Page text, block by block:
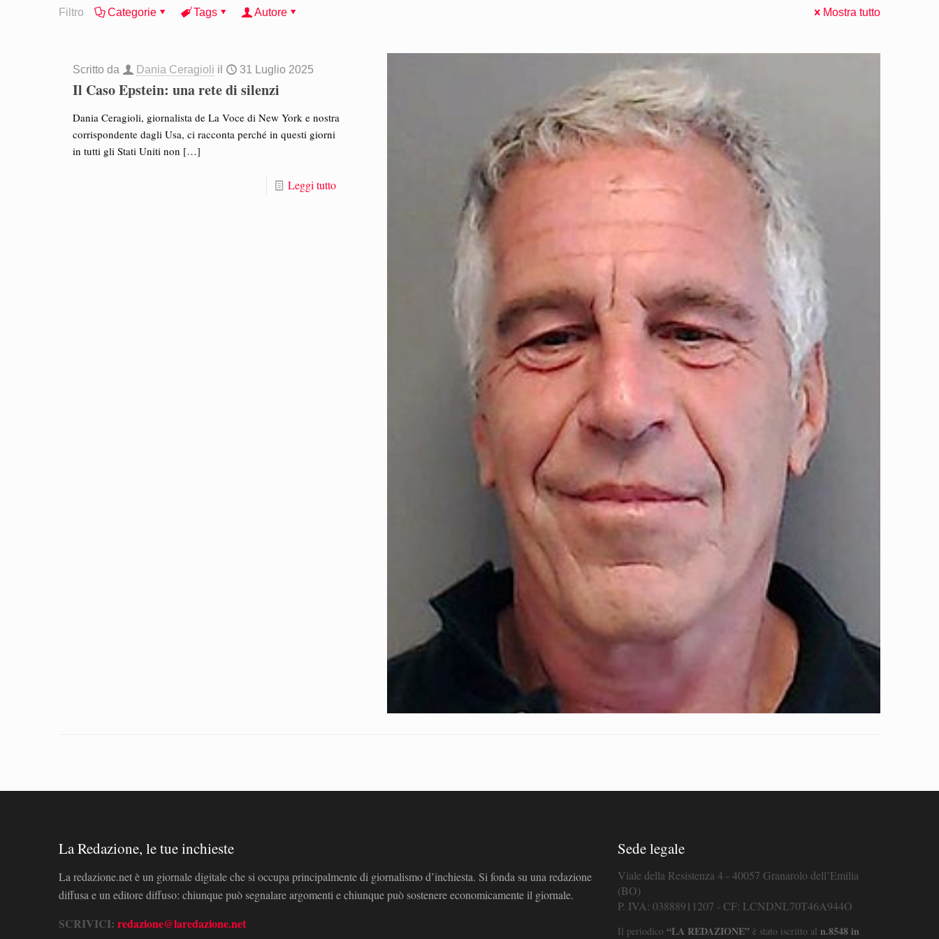
Filtro Categorie Tags Autore Mostra tutto
Scritto da Dania Ceragioli il 31 Luglio 2025
Il Caso Epstein: una rete di silenzi
Dania Ceragioli, giornalista de La Voce di New York e nostra
corrispondente dagli Usa, ci racconta perché in questi giorni
in tutti gli Stati Uniti non […]
Leggi tutto
La Redazione, le tue inchieste
La redazione.net è un giornale digitale che si occupa principalmente di giornalismo d’inchiesta. Si fonda su una redazione
diffusa e un editore diffuso: chiunque può segnalare argomenti e chiunque può sostenere economicamente il giornale.
SCRIVICI: redazione@laredazione.net
Sede legale
Viale della Resistenza 4 - 40057 Granarolo dell’Emilia
(BO)
P. IVA: 03888911207 - CF: LCNDNL70T46A944O
Il periodico “LA REDAZIONE”è stato iscritto al n.8548 in